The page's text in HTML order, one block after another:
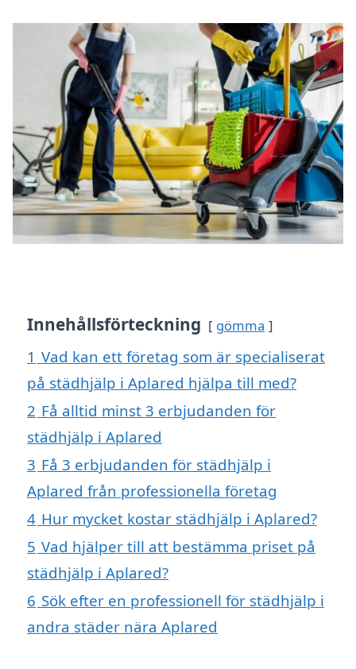
Innehållsförteckning gömma
1 Vad kan ett företag som är specialiserat
på städhjälp i Aplared hjälpa till med?
2 Få alltid minst 3 erbjudanden för
städhjälp i Aplared
3 Få 3 erbjudanden för städhjälp i
Aplared från professionella företag
4 Hur mycket kostar städhjälp i Aplared?
5 Vad hjälper till att bestämma priset på
städhjälp i Aplared?
6 Sök efter en professionell för städhjälp i
andra städer nära Aplared